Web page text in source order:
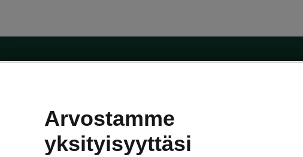
Heti vapaat Škoda-mallit Käyttöohjeet Škoda Shop
Arvostamme
yksityisyyttäsi